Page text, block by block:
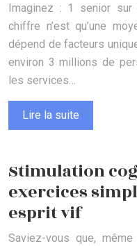
Imaginez : 1 senior
chiffre n’est qu’une
dépend de facteurs
environ 3 millions de
les services…
Lire la suite
Stimulation
exercices
esprit vif
Saviez-vous que,